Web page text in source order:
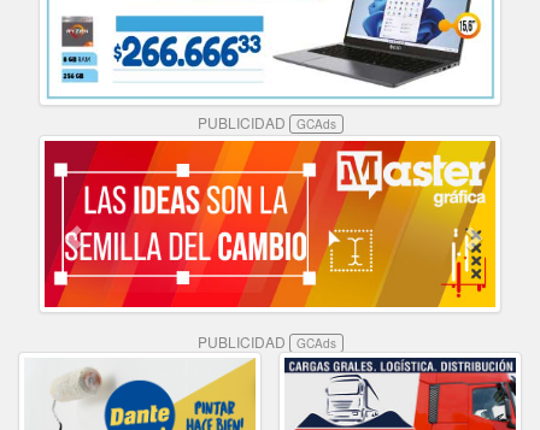
PUBLICIDAD GCAds
PUBLICIDAD GCAds